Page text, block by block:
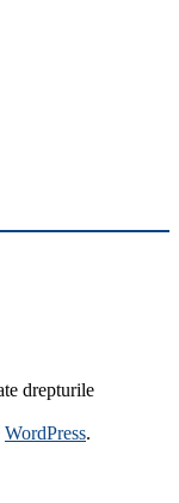
drepturile
WordPress.